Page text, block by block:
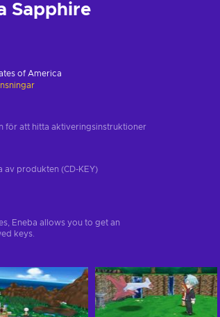
Sapphire
of America
för att hitta aktiveringsinstruktioner
av produkten (CD-KEY)
Eneba allows you to get an
keys.